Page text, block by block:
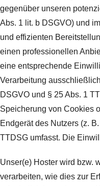
gegenüber unseren
Abs. 1 lit. b DSGVO) und
und effizienten
einen professionellen
eine entsprechende
Verarbeitung
DSGVO und § 25 Abs. 1
Speicherung von Cookies
Endgerät des Nutzers (z.
TTDSG umfasst. Die
Unser(e) Hoster wird bzw.
verarbeiten, wie dies zur